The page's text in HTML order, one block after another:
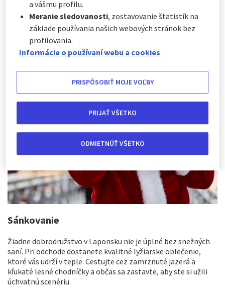
Často, keď počujeme meno Laponsko, okamžite sa nám
vybaví Santa Claus a Santova dedina, kde sa Santa a jeho
malí pomocníci celý rok pripravujú na Vianoce v jeho
dielni, aby obdarovali dobré deti po celom svete.
Laponsko však ponúka oveľa viac.
Sánkovanie
Žiadne dobrodružstvo v Laponsku nie je úplné bez snežných
saní. Pri odchode dostanete kvalitné lyžiarske oblečenie,
ktoré vás udrží v teple. Cestujte cez zamrznuté jazerá a
kľukaté lesné chodníčky a občas sa zastavte, aby ste si užili
úchvatnú scenériu.
a vášmu profilu.
Meranie sledovanosti, zostavovanie štatistík na
základe používania našich webových stránok bez
profilovania.
Informácie o používaní webu a cookies
PRISPÔSOBIŤ MOJE VOĽBY
ODMIETNÚŤ VŠETKO
PRIJAŤ VŠETKO